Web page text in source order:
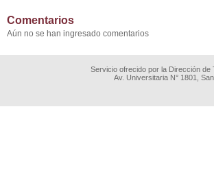
Comentarios
Aún no se han ingresado comentarios
Servicio ofrecido por la Dirección
Av. Universitaria N° 1801,